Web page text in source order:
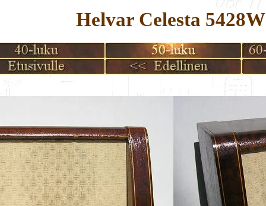
Helvar Celesta 5428W